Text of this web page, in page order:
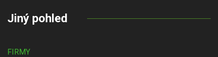
Jiný pohled
FIRMY